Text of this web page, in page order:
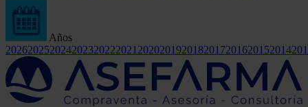
Años
202620252024202320222021 2020201920182017201620152014